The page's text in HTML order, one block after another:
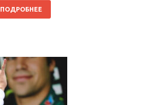
ПОДРОБНЕЕ